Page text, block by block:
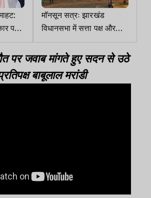
पर
मॉनसून सत्रः झारखंड
विधानसभा में सत्ता पक्ष और
विपक्ष के बीच जुबानी जंग
पर जवाब मांगते हुए सदन से उठे
बाबूलाल मरांडी